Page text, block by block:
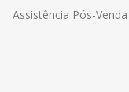
Assistência Pós-Venda